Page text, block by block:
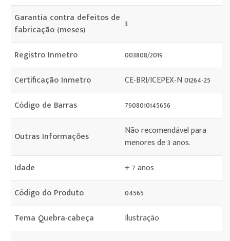
Garantia contra defeitos de
fabricação (meses)
3
Registro Inmetro
003808/2019
Certificação Inmetro
CE-BRI/ICEPEX-N 01264-25
Código de Barras
7908010145656
Outras Informações
Não recomendável para
menores de 3 anos.
Idade
+ 7 anos
Código do Produto
04565
Tema Quebra-cabeça
Ilustração